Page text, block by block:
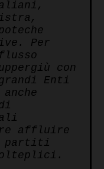
Per
con
Enti
affluire
partiti